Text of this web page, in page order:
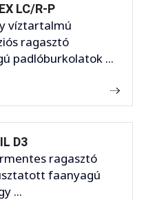
LC/R-P
víztartalmú
ragasztó
padlóburkolatok ...
D3
ragasztó
faanyagú
...